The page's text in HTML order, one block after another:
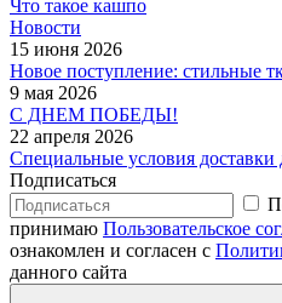
Что такое кашпо
Новости
15 июня 2026
Новое поступление: стильные
9 мая 2026
С ДНЕМ ПОБЕДЫ!
22 апреля 2026
Специальные условия доставки
Подписаться
принимаю Пользовательское
ознакомлен и согласен с
данного сайта